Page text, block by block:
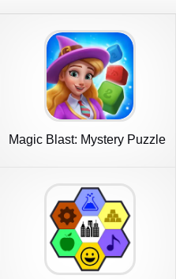
Magic Blast: Mystery Puzzle